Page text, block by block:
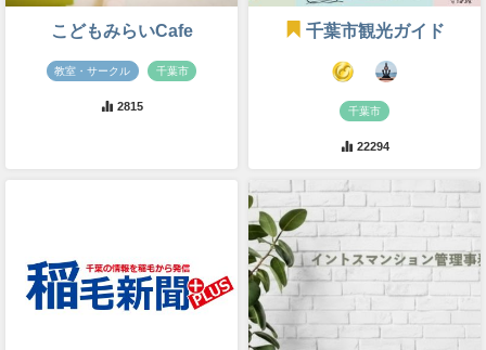
こどもみらいCafe
教室・サークル 千葉市
2815
千葉市観光ガイド
千葉市
22294